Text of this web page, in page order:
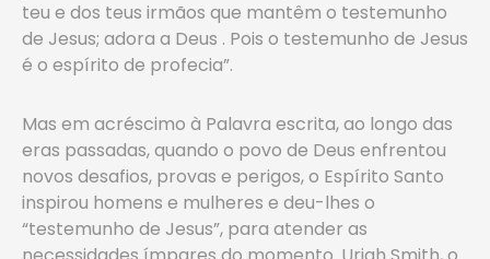
teu e dos teus irmãos que mantêm o testemunho
de Jesus; adora a Deus . Pois o testemunho de Jesus
é o espírito de profecia”.
Mas em acréscimo à Palavra escrita, ao longo das
eras passadas, quando o povo de Deus enfrentou
novos desafios, provas e perigos, o Espírito Santo
inspirou homens e mulheres e deu-lhes o
“testemunho de Jesus”, para atender as